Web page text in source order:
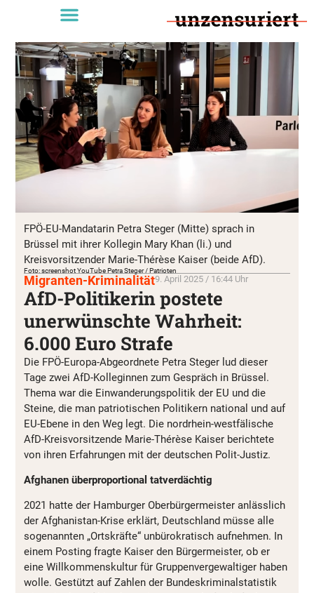
FPÖ-EU-Mandatarin Petra Steger (Mitte) sprach in
Brüssel mit ihrer Kollegin Mary Khan (li.) und
Kreisvorsitzender Marie-Thérèse Kaiser (beide AfD).
Foto: screenshot YouTube Petra Steger / Patrioten
Migranten-Kriminalität9. April 2025 / 16:44 Uhr
AfD-Politikerin postete
unerwünschte Wahrheit:
6.000 Euro Strafe
Die FPÖ-Europa-Abgeordnete Petra Steger lud dieser
Tage zwei AfD-Kolleginnen zum Gespräch in Brüssel.
Thema war die Einwanderungspolitik der EU und die
Steine, die man patriotischen Politikern national und auf
EU-Ebene in den Weg legt. Die nordrhein-westfälische
AfD-Kreisvorsitzende Marie-Thérèse Kaiser berichtete
von ihren Erfahrungen mit der deutschen Polit-Justiz.
Afghanen überproportional tatverdächtig
2021 hatte der Hamburger Oberbürgermeister anlässlich
der Afghanistan-Krise erklärt, Deutschland müsse alle
sogenannten „Ortskräfte“ unbürokratisch aufnehmen. In
einem Posting fragte Kaiser den Bürgermeister, ob er
eine Willkommenskultur für Gruppenvergewaltiger haben
wolle. Gestützt auf Zahlen der Bundeskriminalstatistik